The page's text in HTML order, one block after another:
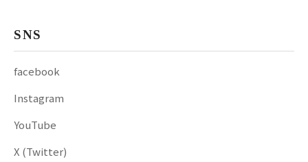
SNS
facebook
Instagram
YouTube
X (Twitter)